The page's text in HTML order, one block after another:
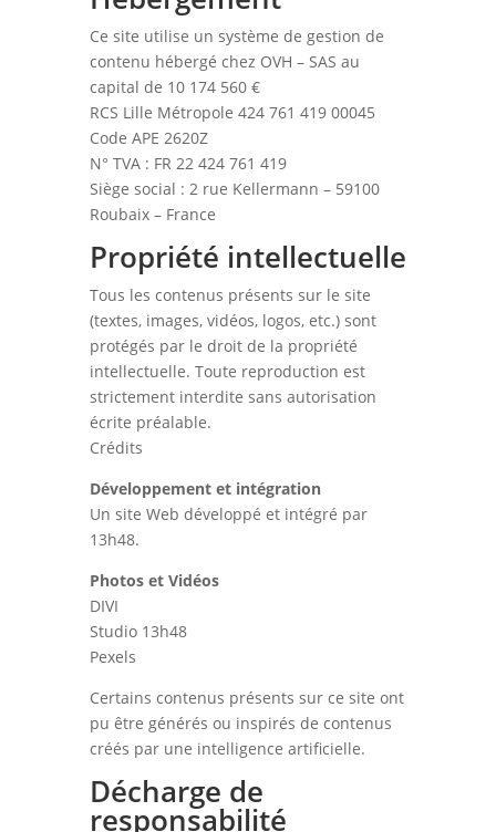
Ce site utilise un système de gestion de
contenu hébergé chez OVH – SAS au
capital de 10 174 560 €
RCS Lille Métropole 424 761 419 00045
Code APE 2620Z
N° TVA : FR 22 424 761 419
Siège social : 2 rue Kellermann – 59100
Roubaix – France
Propriété intellectuelle
Tous les contenus présents sur le site
(textes, images, vidéos, logos, etc.) sont
protégés par le droit de la propriété
intellectuelle. Toute reproduction est
strictement interdite sans autorisation
écrite préalable.
Crédits
Développement et intégration
Un site Web développé et intégré par
13h48.
Photos et Vidéos
DIVI
Studio 13h48
Pexels
Certains contenus présents sur ce site ont
pu être générés ou inspirés de contenus
créés par une intelligence artificielle.
Décharge de
responsabilité